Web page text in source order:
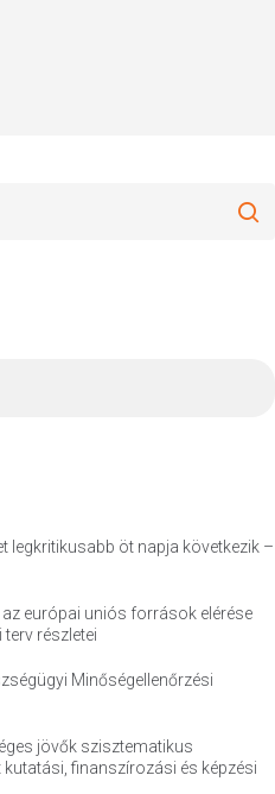
legkritikusabb öt napja következik –
európai uniós források elérése
részletei
Minőségellenőrzési
jövők szisztematikus
finanszírozási és képzési